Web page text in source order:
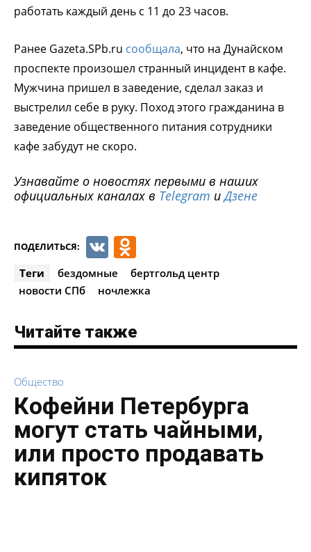
работать каждый день с 11 до 23 часов.
Ранее Gazeta.SPb.ru сообщала, что на Дунайском
проспекте произошел странный инцидент в кафе.
Мужчина пришел в заведение, сделал заказ и
выстрелил себе в руку. Поход этого гражданина в
заведение общественного питания сотрудники
кафе забудут не скоро.
Узнавайте о новостях первыми в наших
официальных каналах в Telegram иДзене
ПОДЕЛИТЬСЯ: VK
Теги бездомные
бертгольд центр
новости СПб
ночлежка
Читайте также
Общество
Кофейни Петербурга
могут стать чайными,
или просто продавать
кипяток